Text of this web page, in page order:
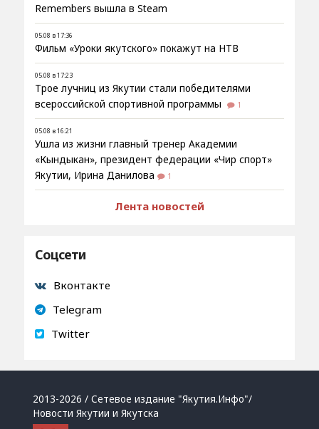
Remembers вышла в Steam
05.08 в 17:36
Фильм «Уроки якутского» покажут на НТВ
05.08 в 17:23
Трое лучниц из Якутии стали победителями
всероссийской спортивной программы
1
05.08 в 16:21
Ушла из жизни главный тренер Академии
«Кындыкан», президент федерации «Чир спорт»
Якутии, Ирина Данилова
1
Лента новостей
Соцсети
Вконтакте
Telegram
Twitter
2013-2026 / Сетевое издание "Якутия.Инфо"/
Новости Якутии и Якутска